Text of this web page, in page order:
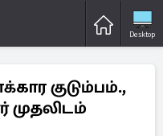
Desktop
குடும்பம்.,
முதலிடம்